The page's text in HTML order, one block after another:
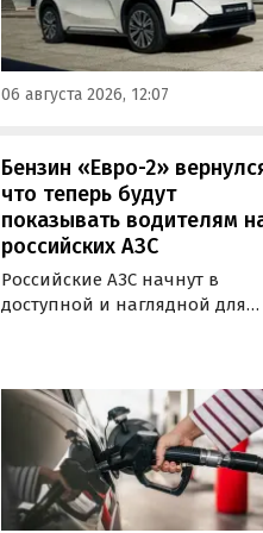
инновационной системой
названием Electric Motor
Extended Range (EM-R) и
заряжаться от 30 до 80% всего
06 августа 2026, 12:07
Бензин «Евро-2»
что теперь будут
показывать водителям
российских АЗС
Российские АЗС начнут в
доступной и наглядной для
отпускаемого топлива. Это
позволит автовладельцам
осознанно выбрать топливо
определенного класса — от
«Евро-2» до «Евро-5»,